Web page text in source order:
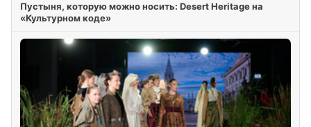
Пустыня, которую можно носить: Desert Heritage на
«Культурном коде»